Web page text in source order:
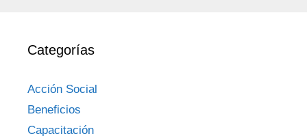
Categorías
Acción Social
Beneficios
Capacitación